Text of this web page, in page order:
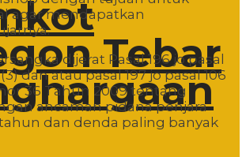
Tebar
agar mendapatkan
dijerat Pasal 196 jo pasal
dan atau pasal 197 jo pasal 106
36 Tahun 2009 tentang
ancaman pidana penjara
dan denda paling banyak